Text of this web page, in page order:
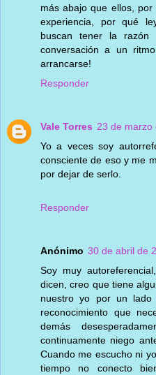
más abajo que ellos,
experiencia, por qué
buscan tener la
conversación a un
arrancarse!
Responder
Vale Torres 23 de marzo
Yo a veces soy
consciente de eso y me
por dejar de serlo.
Responder
Anónimo 30 de abril de
Soy muy
dicen, creo que tiene
nuestro yo por un
reconocimiento que
demás
continuamente niego
Cuando me escucho ni
tiempo no conecto